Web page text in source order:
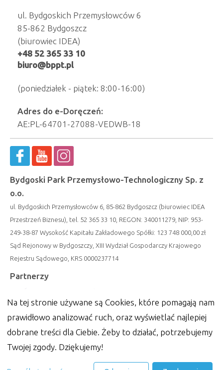
ul. Bydgoskich Przemysłowców 6
85-862 Bydgoszcz
(biurowiec IDEA)
+48 52 365 33 10
biuro@bppt.pl
(poniedziałek - piątek: 8:00-16:00)
Adres do e-Doręczeń:
AE:PL-64701-27088-VEDWB-18
Bydgoski Park Przemysłowo-Technologiczny Sp. z
o.o.
ul. Bydgoskich Przemysłowców 6, 85-862 Bydgoszcz (biurowiec IDEA
Przestrzeń Biznesu), tel. 52 365 33 10, REGON: 340011279, NIP: 953-
249-38-87 Wysokość Kapitału Zakładowego Spółki: 123 748 000,00 zł
Sąd Rejonowy w Bydgoszczy, XIII Wydział Gospodarczy Krajowego
Rejestru Sądowego, KRS 0000237714
Partnerzy
© 2019 Bydgoski Park Przemysłowo-Technologiczny Sp. z o.o. Wszelkie
Na tej stronie używane są Cookies, które pomagają nam
prawidłowo analizować ruch, oraz wyświetlać najlepiej
dobrane treści dla Ciebie. Żeby to działać, potrzebujemy
Twojej zgody. Dziękujemy!